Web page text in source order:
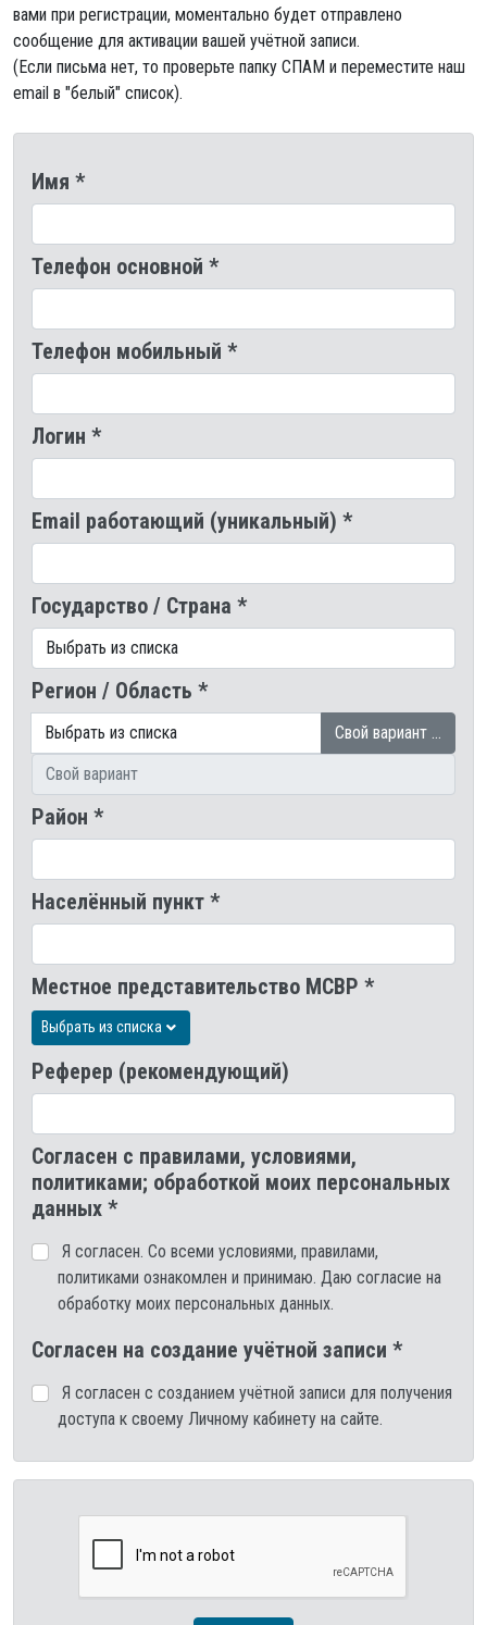
вами при регистрации, моментально будет отправлено
сообщение для активации вашей учётной записи.
(Если письма нет, то проверьте папку СПАМ и переместите наш
email в "белый" список).
Имя *
Телефон основной *
Телефон мобильный *
Логин *
Email работающий (уникальный) *
Государство / Страна *
Регион / Область *
Свой вариант …
Район *
Населённый пункт *
Местное представительство МСВР *
Выбрать из списка
Реферер (рекомендующий)
Согласен с правилами, условиями,
политиками; обработкой моих персональных
данных *
Я согласен. Со всеми условиями, правилами,
политиками ознакомлен и принимаю. Даю согласие на
обработку моих персональных данных.
Согласен на создание учётной записи *
Я согласен с созданием учётной записи для получения
доступа к своему Личному кабинету на сайте.